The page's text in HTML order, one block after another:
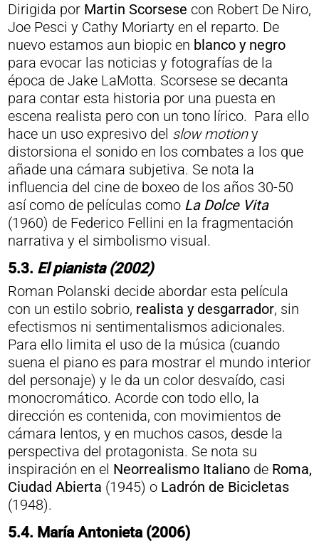
Dirigida por Martin Scorsese con Robert De Niro,
Joe Pesci y Cathy Moriarty en el reparto. De
nuevo estamos aun biopic en blanco y negro
para evocar las noticias y fotografías de la
época de Jake LaMotta. Scorsese se decanta
para contar esta historia por una puesta en
escena realista pero con un tono lírico. Para ello
hace un uso expresivo del slow motiony
distorsiona el sonido en los combates a los que
añade una cámara subjetiva. Se nota la
influencia del cine de boxeo de los años 30-50
así como de películas como La Dolce Vita
(1960) de Federico Fellini en la fragmentación
narrativa y el simbolismo visual.
5.3. El pianista (2002)
Roman Polanski decide abordar esta película
con un estilo sobrio, realista y desgarrador, sin
efectismos ni sentimentalismos adicionales.
Para ello limita el uso de la música (cuando
suena el piano es para mostrar el mundo interior
del personaje) y le da un color desvaído, casi
monocromático. Acorde con todo ello, la
dirección es contenida, con movimientos de
cámara lentos, y en muchos casos, desde la
perspectiva del protagonista. Se nota su
inspiración en el Neorrealismo Italianode Roma,
Ciudad Abierta (1945) o Ladrón de Bicicletas
(1948).
5.4. María Antonieta (2006)